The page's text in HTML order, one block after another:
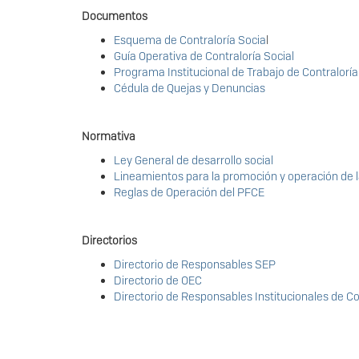
Documentos
Esquema de Contraloría Social
Guía Operativa de Contraloría Social
Programa Institucional de Trabajo de
Cédula de Quejas y Denuncias
Normativa
Ley General de desarrollo social
Lineamientos para la promoción y operación de
Reglas de Operación del PFCE
Directorios
Directorio de Responsables SEP
Directorio de OEC
Directorio de Responsables Institucionales de